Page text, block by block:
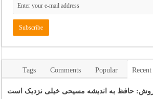
Recent
Popular
Comments
Tags
حافظ به اندیشه مسیحی خیلی نزدیک است